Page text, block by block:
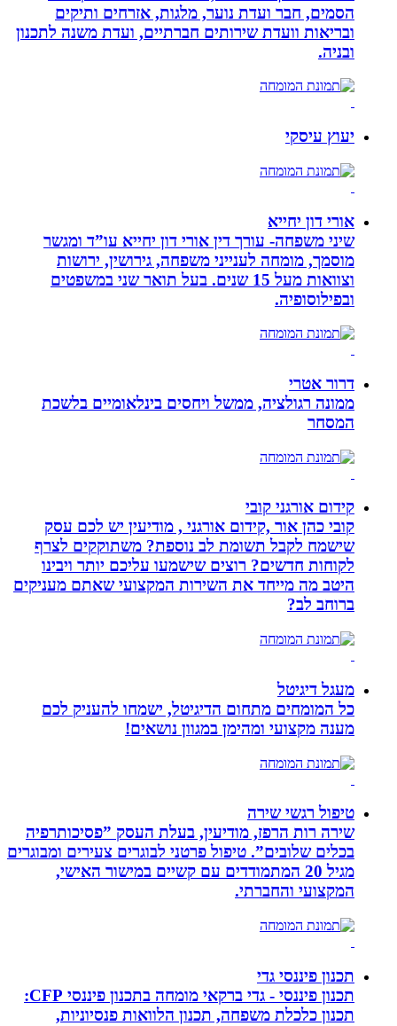
הסמים, חבר ועדת נוער, מלגות, אזרחים ותיקים
ובריאות וועדת שירותים חברתיים, ועדת משנה לתכנון
יעוץ עיסקי
אורי דון יחייא
שיני משפחה- עורך דין אורי דון יחייא עו”ד ומגשר
מוסמך, מומחה לענייני משפחה, גירושין, ירושות
וצוואות מעל 15 שנים. בעל תואר שני במשפטים
ובפילוסופיה.
דרור אטרי
ממונה רגולציה, ממשל ויחסים בינלאומיים בלשכת
המסחר
קידום אורגני קובי
קובי כהן אור ,קידום אורגני , מודיעין יש לכם עסק
שישמח לקבל תשומת לב נוספת? משתוקקים לצרף
לקוחות חדשים? רוצים שישמעו עליכם יותר ויבינו
היטב מה מייחד את השירות המקצועי שאתם מעניקים
ברוחב לב?
מעגל דיגיטל
כל המומחים מתחום הדיגיטל, ישמחו להעניק לכם
מענה מקצועי ומהימן במגוון נושאים!
טיפול רגשי שירה
שירה רות הרפז, מודיעין, בעלת העסק ”פסיכותרפיה
בכלים שלובים”. טיפול פרטני לבוגרים צעירים ומבוגרים
מגיל 20 המתמודדים עם קשיים במישור האישי,
המקצועי והחברתי.
תכנון פיננסי גדי
תכנון פיננסי - גדי ברקאי מומחה בתכנון פיננסי CFP:
תכנון כלכלת משפחה, תכנון הלוואות פנסיוניות,